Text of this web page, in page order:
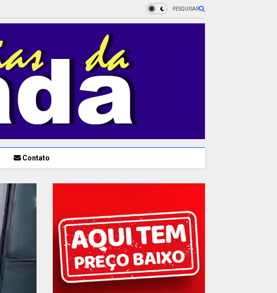
PESQUISAR
Contato